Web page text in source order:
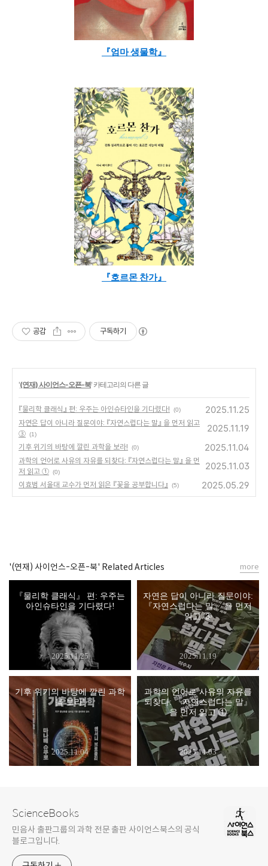
『엄마 생물학』
『호르몬 찬가』
공감 구독하기
'(연재) 사이언스-오픈-북' 카테고리의 다른 글
『물리학 클래식』 편: 우주는 아인슈타인을 기다렸다! (0) 2025.11.25
자연은 답이 아니라 질문이야: 『자연스럽다는 말』 을 먼저 읽고
③ (1)
2025.11.19
기후 위기의 바탕에 깔린 과학을 보라! (0) 2025.11.04
과학의 언어로 사유의 자유를 되찾다: 『자연스럽다는 말』 을 먼
저 읽고 ① (0)
2025.11.03
이효범 서울대 교수가 먼저 읽은 『꽃을 공부합니다』 (5) 2025.05.29
'(연재) 사이언스-오픈-북' Related Articles
『물리학 클래식』 편: 우주는
아인슈타인을 기다렸다!
2025.11.25
자연은 답이 아니라 질문이야:
『자연스럽다는 말』 을 먼저
읽고 ③
2025.11.19
기후 위기의 바탕에 깔린 과학
을 보라!
2025.11.04
과학의 언어로 사유의 자유를
되찾다: 『자연스럽다는 말』
을 먼저 읽고 ①
2025.11.03
more
ScienceBooks
민음사 출판그룹의 과학 전문 출판 사이언스북스의 공식
블로그입니다.